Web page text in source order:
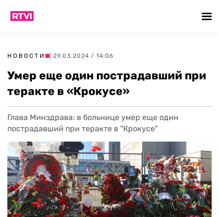
НОВОСТИ | 29.03.2024 / 14:06
Умер еще один пострадавший при
теракте в «Крокусе»
Глава Минздрава: в больнице умер еще один
пострадавший при теракте в "Крокусе"